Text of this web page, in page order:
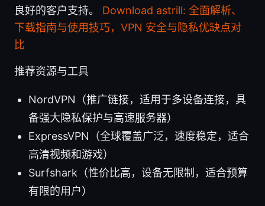
良好的客户支持。 Download astrill: 全面解析、
下载指南与使用技巧，VPN 安全与隐私优缺点对
比
推荐资源与工具
NordVPN（推广链接，适用于多设备连接，具
备强大隐私保护与高速服务器）
ExpressVPN（全球覆盖广泛，速度稳定，适合
高清视频和游戏）
Surfshark（性价比高，设备无限制，适合预算
有限的用户）